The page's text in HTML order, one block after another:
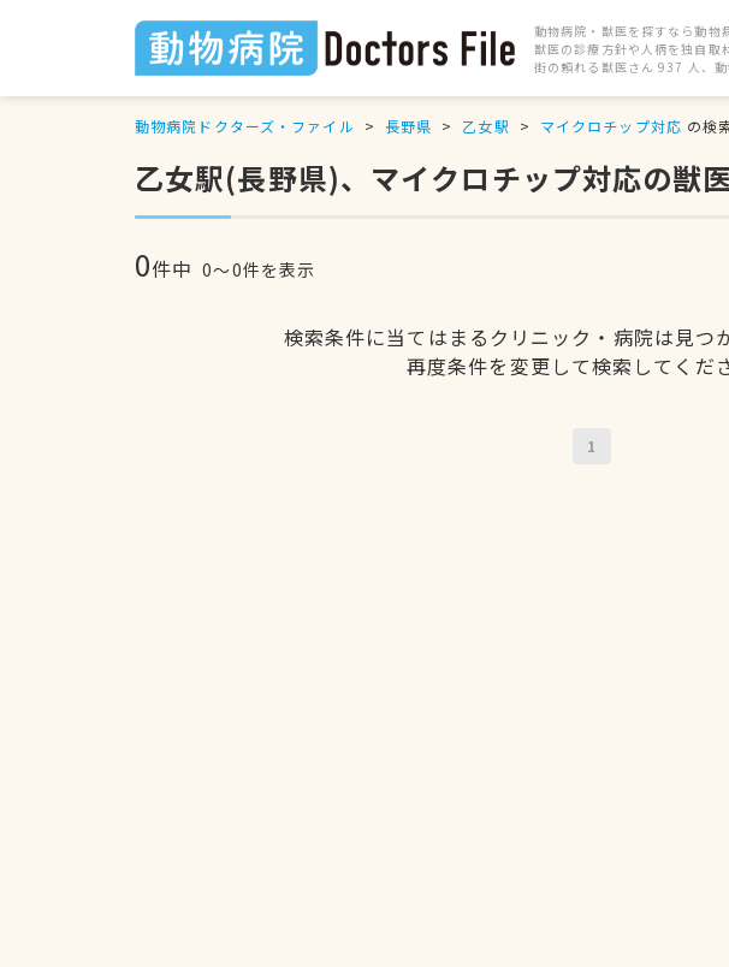
動物病院・獣医を探すなら動物
獣医の診療方針や人柄を独自取
街の頼れる獣医さん 937 人、
動物病院ドクターズ・ファイル 長野県 乙女駅 マイクロチップ対応 の検
乙女駅(長野県)、マイクロチップ対応の獣
0件中 0〜0件を表示
検索条件に当てはまるクリニック・病院は見つ
再度条件を変更して検索してくだ
1